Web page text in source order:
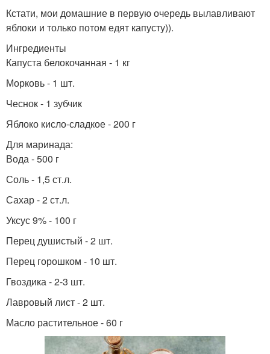
Кстати, мои домашние в первую очередь вылавливают
яблоки и только потом едят капусту)).
Ингредиенты
Капуста белокочанная - 1 кг
Морковь - 1 шт.
Чеснок - 1 зубчик
Яблоко кисло-сладкое - 200 г
Для маринада:
Вода - 500 г
Соль - 1,5 ст.л.
Сахар - 2 ст.л.
Уксус 9% - 100 г
Перец душистый - 2 шт.
Перец горошком - 10 шт.
Гвоздика - 2-3 шт.
Лавровый лист - 2 шт.
Масло растительное - 60 г